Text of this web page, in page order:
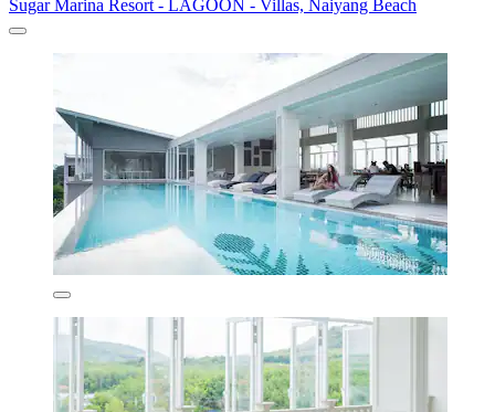
Sugar Marina Resort - LAGOON - Villas, Naiyang Beach